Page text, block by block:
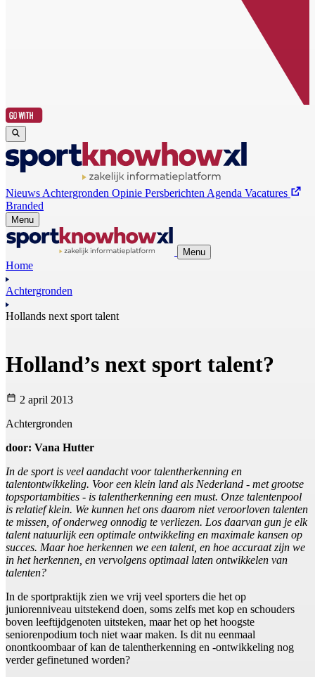
Nieuws Achtergronden Opinie Persberichten Agenda Vacatures
Branded
Menu
Menu
Home
Achtergronden
Hollands next sport talent
Holland’s next sport talent?
2 april 2013
Achtergronden
door: Vana Hutter
In de sport is veel aandacht voor talentherkenning en
talentontwikkeling. Voor een klein land als Nederland - met grootse
topsportambities - is talentherkenning een must. Onze talentenpool
is relatief klein. We kunnen het ons daarom niet veroorloven talenten
te missen, of onderweg onnodig te verliezen. Los daarvan gun je elk
talent natuurlijk een optimale ontwikkeling en maximale kansen op
succes. Maar hoe herkennen we een talent, en hoe accuraat zijn we
in het herkennen, en vervolgens optimaal laten ontwikkelen van
talenten?
In de sportpraktijk zien we vrij veel sporters die het op
juniorenniveau uitstekend doen, soms zelfs met kop en schouders
boven leeftijdgenoten uitsteken, maar het op het hoogste
seniorenpodium toch niet waar maken. Is dit nu eenmaal
onontkoombaar of kan de talentherkenning en -ontwikkeling nog
verder gefinetuned worden?